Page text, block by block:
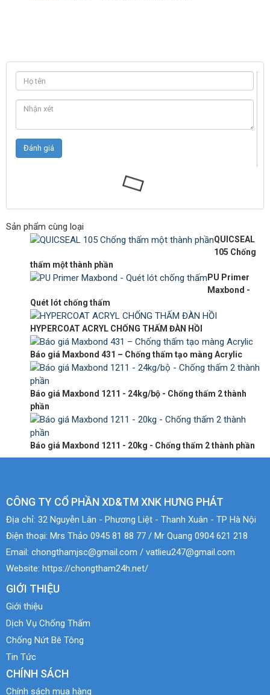
Sản phẩm cùng loại
QUICSEAL
105 Chống
thấm một thành phần
PU Primer
Maxbond -
Quét lót chống thấm
HYPERCOAT ACRYL CHỐNG THẤM ĐÀN HỒI
Báo giá Maxbond 431 – Chống thấm tạo màng Acrylic
Báo giá Maxbond 1211 - 24kg/bộ - Chống thấm 2 thành
phần
Báo giá Maxbond 1211 - 20kg - Chống thấm 2 thành phần
CÔNG TY CỔ PHẦN XD&TM XNK HƯNG PHÁT
Địa chỉ: 32 Nguyễn Lân - Phương Liệt - Thanh Xuân - TP Hà Nội
Điện thoại: Mrs Thảo 0945 81 88 77 / Mr Quang 0904 621 218
Email: chongthamjsc@gmail.com / vatlieu247@gmail.com
Website: https://chongtham24h.net/
GIỚI THIỆU
Giới thiệu
Dịch Vụ Chống Thấm
Chống Nứt Bê Tông
Tin Tức
CHÍNH SÁCH
Chính sách mua hàng